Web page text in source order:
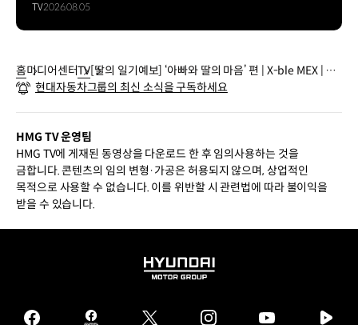
TV2026.08.05
홈미디어센터TV[딸의 일기예보] ‘아빠와 딸의 마음’ 편 | X-ble MEX | 현
대자동차
현대자동차그룹의 최신 소식을 구독하세요
HMG TV 운영팀
HMG TV에 게재된 동영상을 다운로드 한 후 임의사용하는 것을
금합니다. 콘텐츠의 임의 변형·가공은 허용되지 않으며, 상업적인
목적으로 사용할 수 없습니다. 이를 위반할 시 관련법에 따라 불이익을
받을 수 있습니다.
HYUNDAI
GROUP